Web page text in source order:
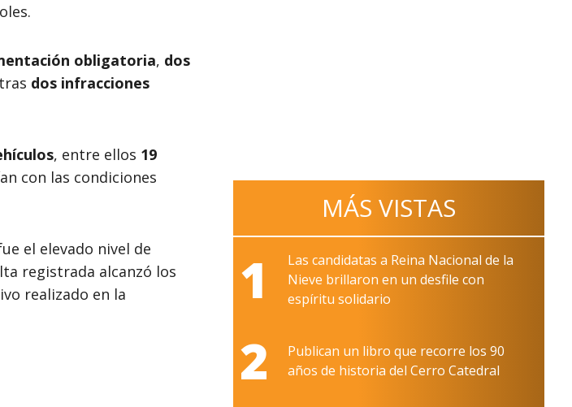
obligatoria, dos
dos infracciones
, entre ellos 19
con las condiciones
el elevado nivel de
registrada alcanzó los
realizado en la
MÁS VISTAS
1
Las candidatas a Reina Nacional de la
Nieve brillaron en un desfile con
espíritu solidario
2
Publican un libro que recorre los 90
años de historia del Cerro Catedral